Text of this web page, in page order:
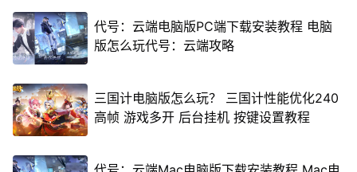
代号：云端电脑版PC端下载安装教程 电脑
版怎么玩代号：云端攻略
三国计电脑版怎么玩？ 三国计性能优化240
高帧 游戏多开 后台挂机 按键设置教程